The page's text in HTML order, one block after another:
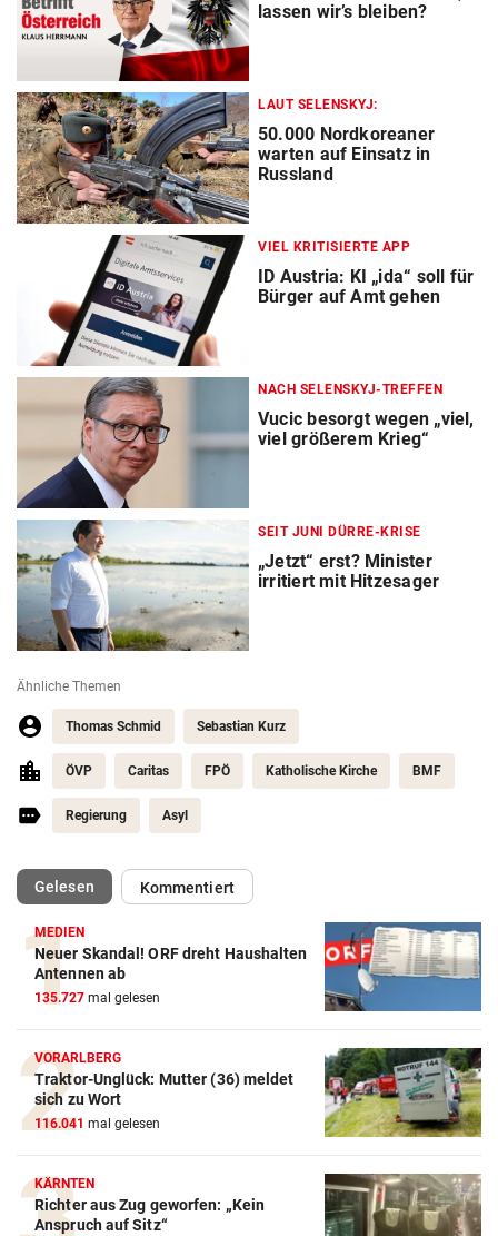
lassen wir’s bleiben?
LAUT SELENSKYJ:
50.000 Nordkoreaner
warten auf Einsatz in
Russland
VIEL KRITISIERTE APP
ID Austria: KI „ida“ soll für
Bürger auf Amt gehen
NACH SELENSKYJ-TREFFEN
Vucic besorgt wegen „viel,
viel größerem Krieg“
SEIT JUNI DÜRRE-KRISE
„Jetzt“ erst? Minister
irritiert mit Hitzesager
Ähnliche Themen
Thomas Schmid Sebastian Kurz
ÖVP Caritas FPÖ Katholische Kirche BMF
Regierung Asyl
Gelesen(ausgewählt)Kommentiert
MEDIEN
Neuer Skandal! ORF dreht Haushalten
Antennen ab
135.727 mal gelesen
VORARLBERG
Traktor-Unglück: Mutter (36) meldet
sich zu Wort
116.041 mal gelesen
KÄRNTEN
Richter aus Zug geworfen: „Kein
Anspruch auf Sitz“